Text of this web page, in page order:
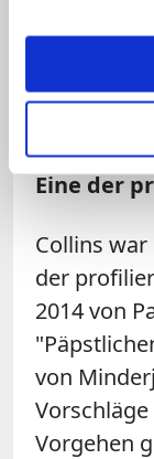
Dank, da
den
ihre
Eine der
Collins
der
2014 von
von
Vorgehen